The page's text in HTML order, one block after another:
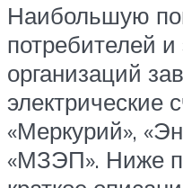
Наибольшую
потребителей
организаций
электрические
«Меркурий»,
«МЗЭП». Ниже